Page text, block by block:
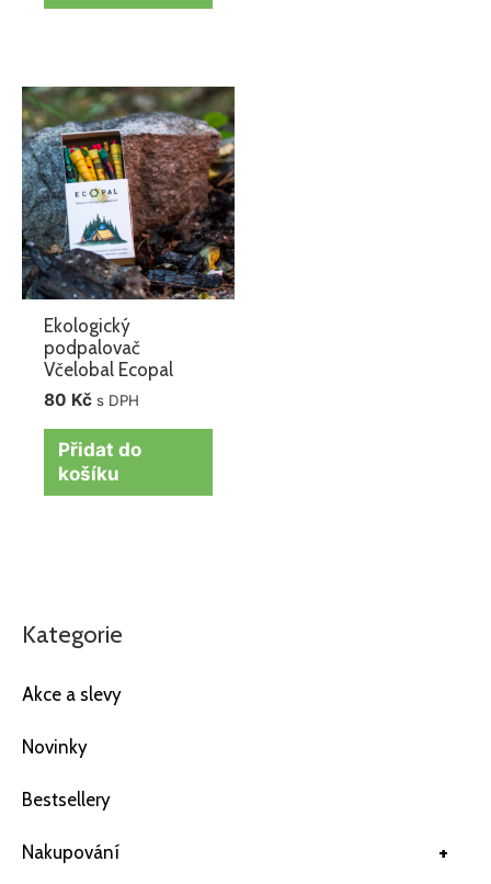
Kategorie
Akce a slevy
Novinky
Bestsellery
+
Nakupování
Ekologický
podpalovač
Včelobal Ecopal
80 Kč s DPH
Přidat do
košíku